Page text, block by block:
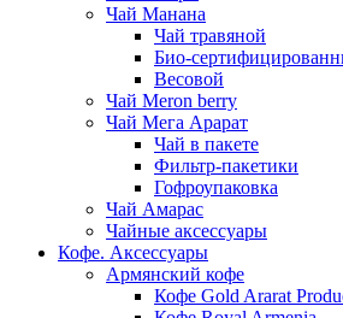
Чай Манана
Чай травяной
Био-
Весовой
Чай Meron berry
Чай Мега Арарат
Чай в пакете
Фильтр-пакетики
Гофроупаковка
Чай Амарас
Чайные аксессуары
Кофе. Аксессуары
Армянский кофе
Кофе Gold Ararat